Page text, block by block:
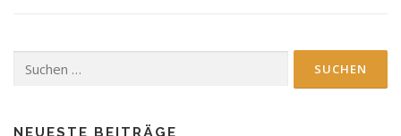
nach:
NEUESTE BEITRÄGE